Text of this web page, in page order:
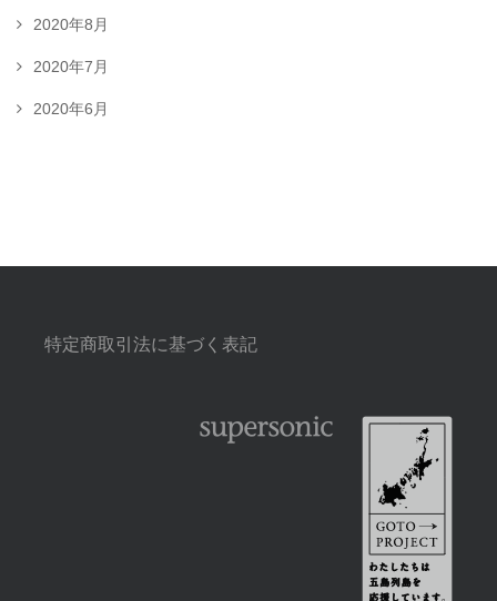
2020年8月
2020年7月
2020年6月
特定商取引法に基づく表記